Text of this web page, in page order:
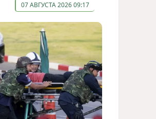
07 АВГУСТА 2026 09:17